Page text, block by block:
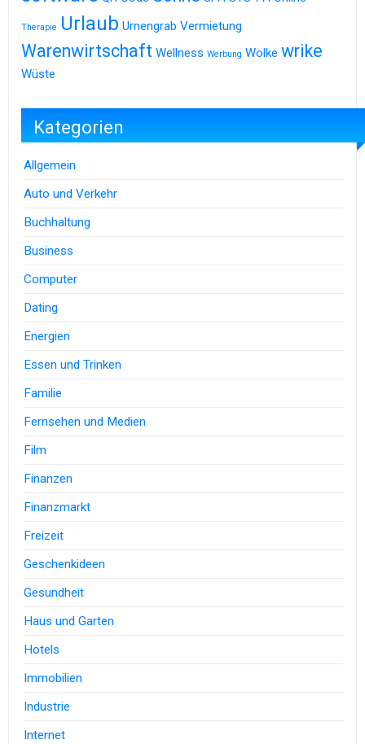
Therapie Urlaub Urnengrab Vermietung
Warenwirtschaft Wellness Werbung Wolke wrike
Wüste
Kategorien
Allgemein
Auto und Verkehr
Buchhaltung
Business
Computer
Dating
Energien
Essen und Trinken
Familie
Fernsehen und Medien
Film
Finanzen
Finanzmarkt
Freizeit
Geschenkideen
Gesundheit
Haus und Garten
Hotels
Immobilien
Industrie
Internet